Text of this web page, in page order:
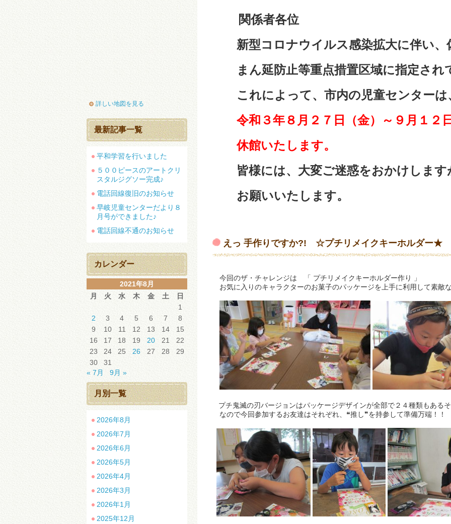
関係者各位
新型コロナウイルス感染拡大に伴い、
まん延防止等重点措置区域に指定され
これによって、市内の児童センターは
令和３年８月２７日（金）～９月１２
休館いたします。
皆様には、大変ご迷惑をおかけします
お願いいたします。
えっ 手作りですか?! ☆プチリメイクキーホルダー★
今回のザ・チャレンジは 「 プチリメイクキーホルダー作り 」
お気に入りのキャラクターのお菓子のパッケージを上手に利用して素敵
プチ鬼滅の刃バージョンはパッケージデザインが全部で２４種類もある
なので今回参加するお友達はそれぞれ、❝推し❞を持参して準備万端！！
詳しい地図を見る
最新記事一覧
平和学習を行いました
５００ピースのアートクリ
スタルジグソー完成♪
電話回線復旧のお知らせ
早岐児童センターだより８
月号ができました♪
電話回線不通のお知らせ
カレンダー
2021年8月
月
火 水 木 金 土
日
1
2
3 4 5 6 7
8
9
10 11 12 13 14
15
16
17 18 19 20 21
22
23
24 25 26 27 28
29
30
31
« 7月
9月 »
月別一覧
2026年8月
2026年7月
2026年6月
2026年5月
2026年4月
2026年3月
2026年1月
2025年12月